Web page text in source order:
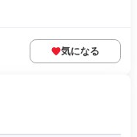
気になる